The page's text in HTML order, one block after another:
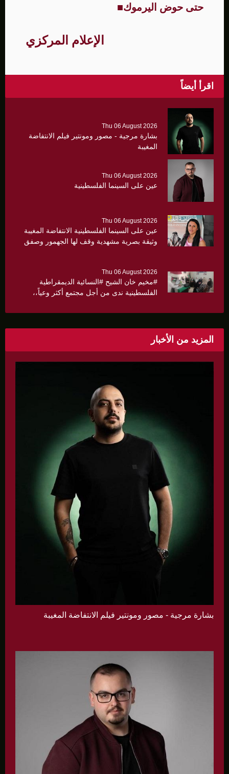
حتى حوض اليرموك■
الإعلام المركزي
اقرأ أيضاً
Thu 06 August 2026
بشارة مرجية - مصور ومونتير فيلم الانتفاضة
المغيبة
Thu 06 August 2026
عين على السينما الفلسطينية
Thu 06 August 2026
عين على السينما الفلسطينية الانتفاضة المغيبة
وثيقة بصرية مشهدية وقف لها الجهمور وصفق
Thu 06 August 2026
#مخيم خان الشيح #النسائية الديمقراطية
الفلسطينية ندى من أجل مجتمع أكثر وعياً،،
بروشورات توعوية على سيدات الحي.
المزيد من الأخبار
بشارة مرجية - مصور ومونتير فيلم الانتفاضة المغيبة